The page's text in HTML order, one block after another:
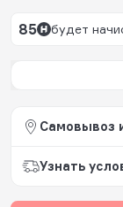
85 будет
Самовывоз
Узнать